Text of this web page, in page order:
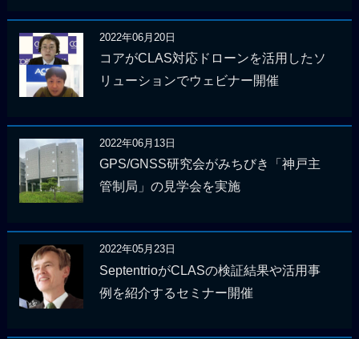
2022年06月20日
コアがCLAS対応ドローンを活用したソ
リューションでウェビナー開催
2022年06月13日
GPS/GNSS研究会がみちびき「神戸主
管制局」の見学会を実施
2022年05月23日
SeptentrioがCLASの検証結果や活用事
例を紹介するセミナー開催